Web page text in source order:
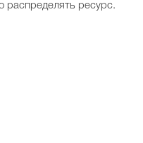
распределять ресурс.